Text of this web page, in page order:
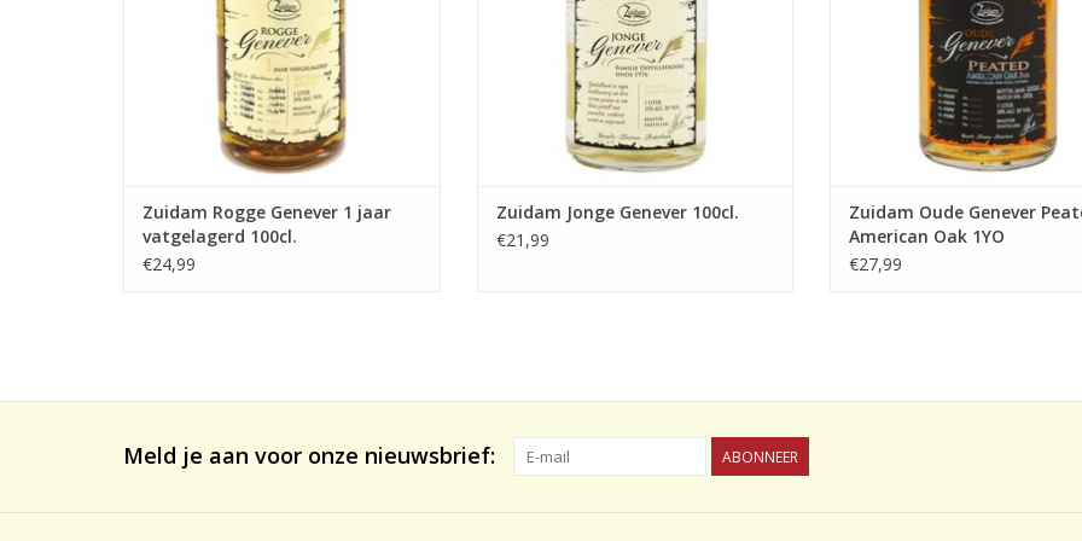
Zuidam Rogge Genever 1 jaar
vatgelagerd 100cl.
€24,99
Zuidam Jonge Genever 100cl.
€21,99
TOEVOEGEN AAN
Zuidam Oude Genever
American Oak 1YO
€27,99
Meld je aan voor onze nieuwsbrief: ABONNEER